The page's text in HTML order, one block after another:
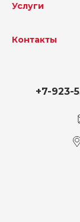
Услуги
Контакты
+7-923-